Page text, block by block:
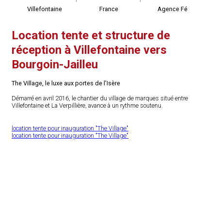
Villefontaine France Agence Fé
Location tente et structure de
réception à Villefontaine vers
Bourgoin-Jailleu
The Village, le luxe aux portes de l’Isère
Démarré en avril 2016, le chantier du village de marques situé entre
Villefontaine et La Verpillière, avance à un rythme soutenu.
location tente pour inauguration "The Village"
location tente pour inauguration "The Village"